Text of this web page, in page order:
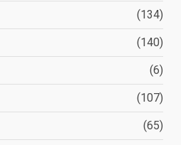
(134)
(140)
(6)
(107)
(65)